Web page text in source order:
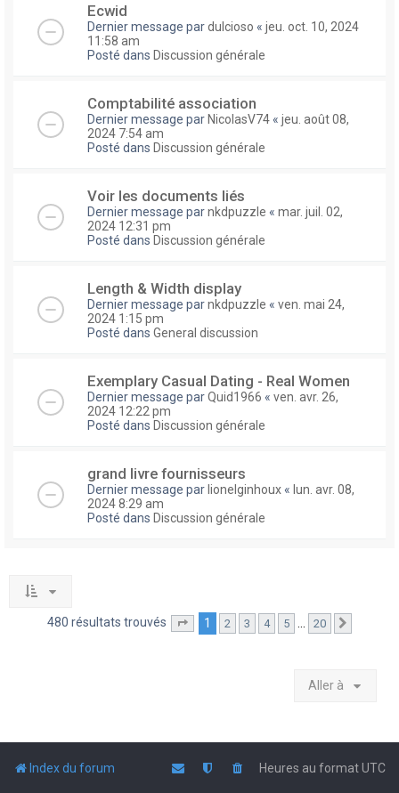
Ecwid
Dernier message pardulcioso « jeu. oct. 10, 2024
11:58 am
Posté dans Discussion générale
Comptabilité association
Dernier message par NicolasV74 « jeu. août 08,
2024 7:54 am
Posté dans Discussion générale
Voir les documents liés
Dernier message parnkdpuzzle « mar. juil. 02,
2024 12:31 pm
Posté dans Discussion générale
Length & Width display
Dernier message parnkdpuzzle « ven. mai 24,
2024 1:15 pm
Posté dans General discussion
Exemplary Сasual Dating - Real Women
Dernier message parQuid1966 « ven. avr. 26,
2024 12:22 pm
Posté dans Discussion générale
grand livre fournisseurs
Dernier message par lionelginhoux « lun. avr. 08,
2024 8:29 am
Posté dans Discussion générale
480 résultats trouvés Page sur20
1 2 3 4 5 … 20
Aller à
Index du forum Heures au formatUTC